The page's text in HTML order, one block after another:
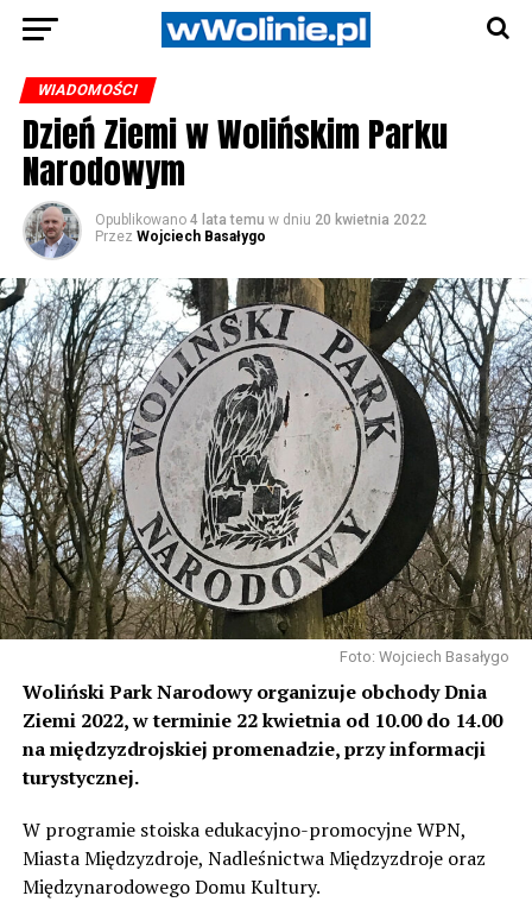
WIADOMOŚCI
Dzień Ziemi w Wolińskim Parku
Narodowym
Opublikowano 4 lata temu w dniu 20 kwietnia 2022
Przez Wojciech Basałygo
Foto: Wojciech Basałygo
Woliński Park Narodowy organizuje obchody Dnia
Ziemi 2022, w terminie 22 kwietnia od 10.00 do 14.00
na międzyzdrojskiej promenadzie, przy informacji
turystycznej.
W programie stoiska edukacyjno-promocyjne WPN,
Miasta Międzyzdroje, Nadleśnictwa Międzyzdroje oraz
Międzynarodowego Domu Kultury.